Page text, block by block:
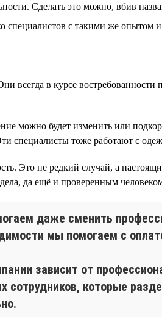
Сделать это можно, вбив
специалистов с такими же опытом
всегда в курсе
можно будет изменить или
специалисты тоже работают с
Это не редкий случай, а
да ещё и проверенным
даже сменить
мы помогаем с
зависит от
сотрудников, которые